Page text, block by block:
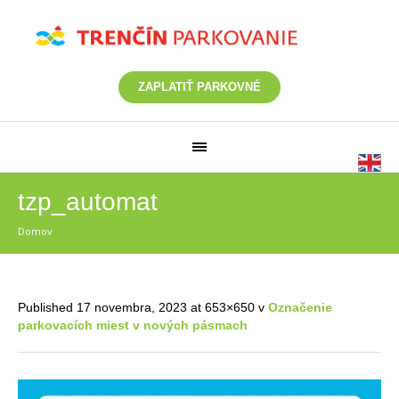
ZAPLATIŤ PARKOVNÉ
tzp_automat
Domov
Published 17 novembra, 2023 at 653×650 v Označenie
parkovacích miest v nových pásmach